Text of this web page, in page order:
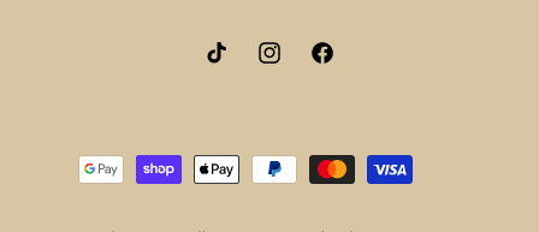
فيسبوكانستقرامتيك